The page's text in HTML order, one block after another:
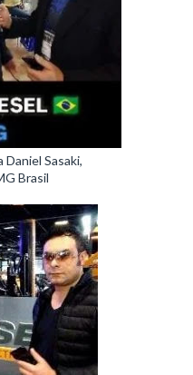
Sasaki,
Brasil